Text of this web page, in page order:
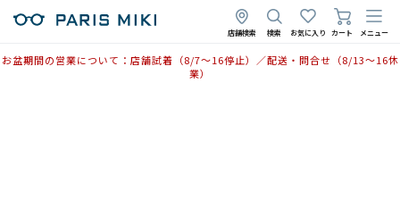
店舗検索 検索 お気に入り カート メニュー
お盆期間の営業について：店舗試着（8/7〜16停止）／配送・問合せ（8/13〜16休
業）